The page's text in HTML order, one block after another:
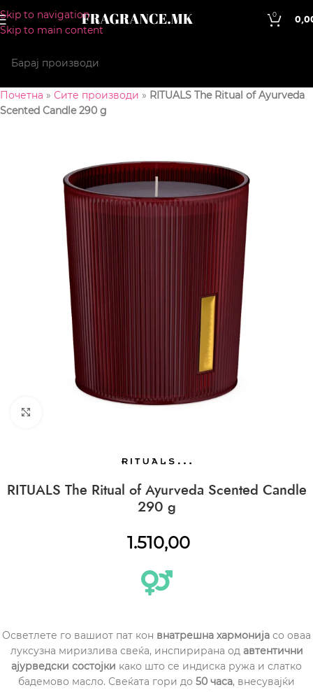
Skip to navigation
Skip to main content
0
Почетна » Сите производи » RITUALS The Ritual of Ayurveda
Scented Candle 290 g
RITUALS The Ritual of Ayurveda Scented Candle
290 g
1.510,00
Осветлете го вашиот пат кон внатрешна хармонија со оваа
луксузна миризлива свеќа, инспирирана од автентични
ајурведски состојки како што се индиска ружа и слатко
бадемово масло. Свеќата гори до 50 часа, внесувајќи